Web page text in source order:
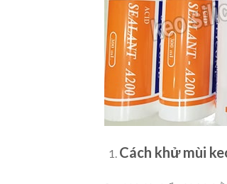
Cách khử mùi